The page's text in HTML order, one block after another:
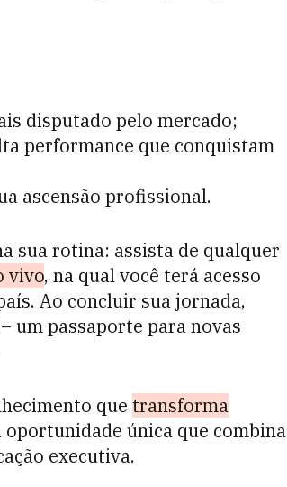
disputado pelo mercado;
performance que conquistam
ascensão profissional.
sua rotina: assista de qualquer
vivo, na qual você terá acesso
Ao concluir sua jornada,
um passaporte para novas
que transforma
oportunidade única que combina
executiva.